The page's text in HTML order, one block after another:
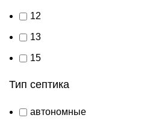
12
13
15
Тип септика
автономные